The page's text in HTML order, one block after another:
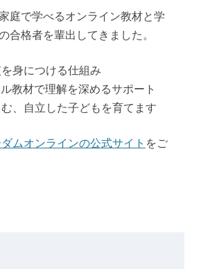
庭で学べるオンライン教材と学
合格者を輩出してきました。
身につける仕組み
教材で理解を深めるサポート
、自立した子どもを育てます
ムオンラインの公式サイト をご